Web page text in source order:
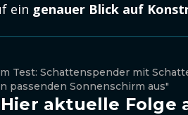
ein genauer Blick auf
Test: Schattenspender mit
passenden Sonnenschirm aus"
aktuelle Folge